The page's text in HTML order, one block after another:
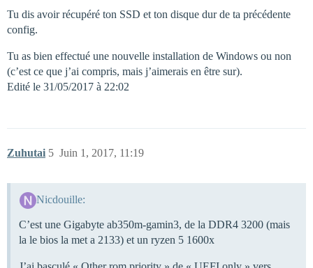
Tu dis avoir récupéré ton SSD et ton disque dur de ta précédente
config.
Tu as bien effectué une nouvelle installation de Windows ou non
(c’est ce que j’ai compris, mais j’aimerais en être sur).
Edité le 31/05/2017 à 22:02
Zuhutai Juin 1, 2017, 11:19
5
Nicdouille:
C’est une Gigabyte ab350m-gamin3, de la DDR4 3200 (mais
la le bios la met a 2133) et un ryzen 5 1600x